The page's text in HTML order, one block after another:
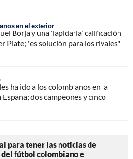
en el exterior
Borja y una 'lapidaria' calificación
Plate; "es solución para los rivales"
ha ido a los colombianos en la
España; dos campeones y cinco
para tener las noticias de
del fútbol colombiano e